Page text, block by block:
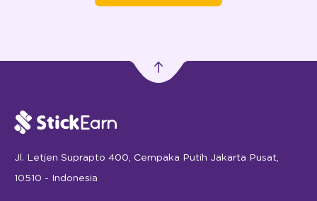
Jl. Letjen Suprapto 400, Cempaka Putih Jakarta Pusat,
10510 - Indonesia